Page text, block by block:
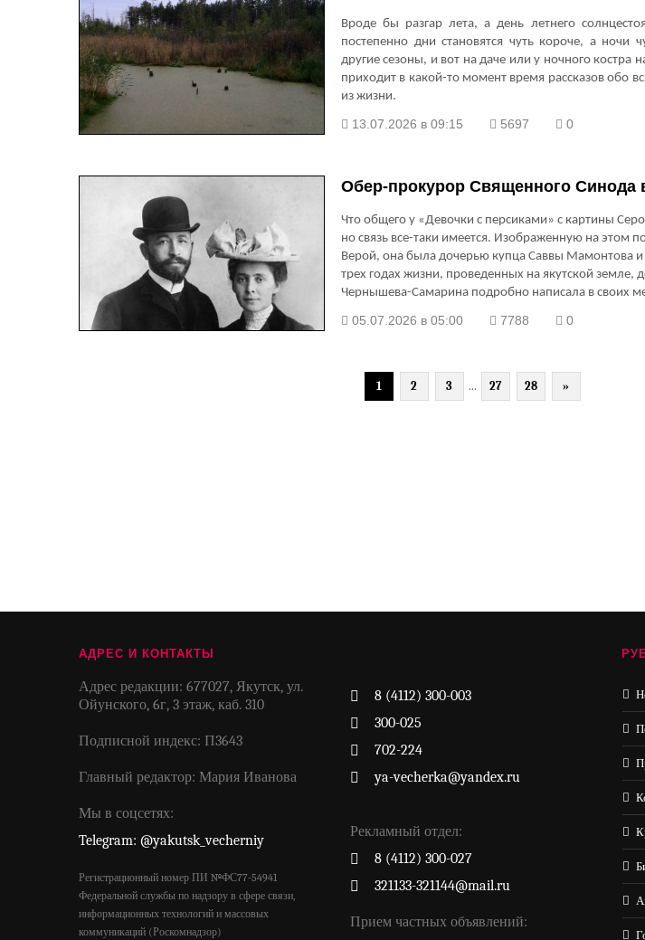
Вроде бы разгар лета, а день летнего
постепенно дни становятся чуть короче, а
другие сезоны, и вот на даче или у ночного костра
приходит в какой-то момент время рассказов обо
из жизни.
13.07.2026 в 09:15 5697 0
Обер-прокурор Священного Синода
Что общего у «Девочки с персиками» с картины
но связь все-таки имеется. Изображенную на этом
Верой, она была дочерью купца Саввы Мамонтова
трех годах жизни, проведенных на якутской земле,
Чернышева-Самарина подробно написала в своих
05.07.2026 в 05:00 7788 0
1 2 3 ... 27 28 »
АДРЕС И КОНТАКТЫ
Адрес редакции: 677027, Якутск, ул.
Ойунского, 6г, 3 этаж, каб. 310
Подписной индекс: П3643
Главный редактор: Мария Иванова
Мы в соцсетях:
Telegram: @yakutsk_vecherniy
Регистрационный номер ПИ №ФС77-54941
Федеральной службы по надзору в сфере связи,
информационных технологий и массовых
коммуникаций (Роскомнадзор)
8 (4112) 300-003
300-025
702-224
ya-vecherka@yandex.ru
Рекламный отдел:
8 (4112) 300-027
321133-321144@mail.ru
Прием частных объявлений: